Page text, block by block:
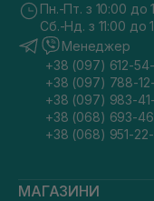
Пн.-Пт. з 10:00 до
Сб.-Нд. з 11:00 до
Менеджер
+38 (097) 612-54-
+38 (097) 788-
+38 (097) 983-
+38 (068) 693-
+38 (068) 951-
МАГАЗИНИ